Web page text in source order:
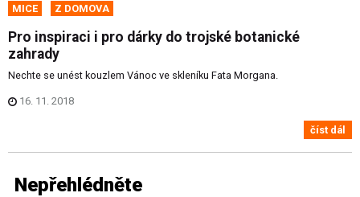
MICE Z DOMOVA
Pro inspiraci i pro dárky do trojské botanické
zahrady
Nechte se unést kouzlem Vánoc ve skleníku Fata Morgana.
16. 11. 2018
číst dál
Nepřehlédněte